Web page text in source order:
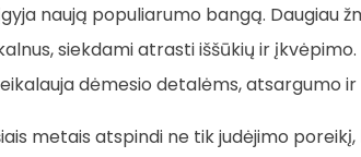
naują populiarumo bangą. Daugiau
siekdami atrasti iššūkių ir įkvėpimo.
dėmesio detalėms, atsargumo
metais atspindi ne tik judėjimo